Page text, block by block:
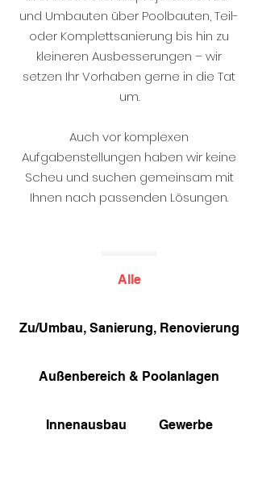
und Umbauten über Poolbauten, Teil-
oder Komplettsanierung bis hin zu
kleineren Ausbesserungen – wir
setzen Ihr Vorhaben gerne in die Tat
um.
Auch vor komplexen
Aufgabenstellungen haben wir keine
Scheu und suchen gemeinsam mit
Ihnen nach passenden Lösungen.
Alle
Zu/Umbau, Sanierung, Renovierung
Außenbereich & Poolanlagen
Innenausbau Gewerbe